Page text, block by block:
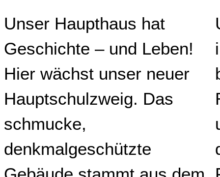
Unser Haupthaus hat
Geschichte – und Leben!
Hier wächst unser neuer
Hauptschulzweig. Das
schmucke,
denkmalgeschützte